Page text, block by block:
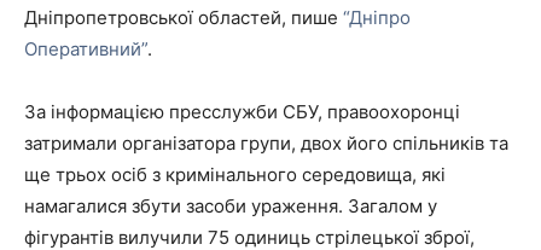
Дніпропетровської областей, пише “Дніпро
Оперативний”.
За інформацією пресслужби СБУ, правоохоронці
затримали організатора групи, двох його спільників та
ще трьох осіб з кримінального середовища, які
намагалися збути засоби ураження. Загалом у
фігурантів вилучили 75 одиниць стрілецької зброї,